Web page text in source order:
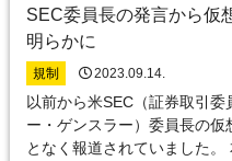
SEC委員長の発言から仮
明らかに
規制 2023.09.14.
以前から米SEC（証券取引
ー・ゲンスラー）委員長の
となく報道されていました。